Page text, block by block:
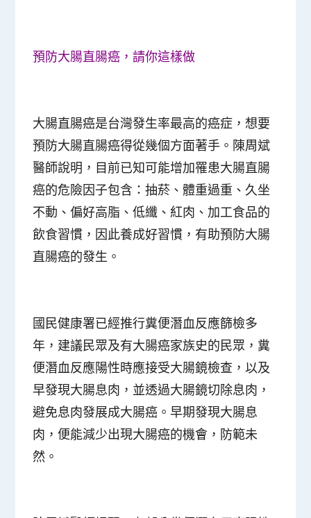
預防大腸直腸癌，請你這樣做
大腸直腸癌是台灣發生率最高的癌症，想要
預防大腸直腸癌得從幾個方面著手。陳周斌
醫師說明，目前已知可能增加罹患大腸直腸
癌的危險因子包含：抽菸、體重過重、久坐
不動、偏好高脂、低纖、紅肉、加工食品的
飲食習慣，因此養成好習慣，有助預防大腸
直腸癌的發生。
國民健康署已經推行糞便潛血反應篩檢多
年，建議民眾及有大腸癌家族史的民眾，糞
便潛血反應陽性時應接受大腸鏡檢查，以及
早發現大腸息肉，並透過大腸鏡切除息肉，
避免息肉發展成大腸癌。早期發現大腸息
肉，便能減少出現大腸癌的機會，防範未
然。